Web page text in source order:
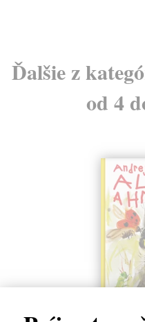
Ďalšie z
od 4
Alica a hmyz